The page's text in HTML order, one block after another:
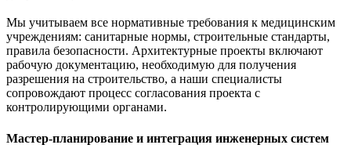
Мы учитываем все нормативные требования к медицинским
учреждениям: санитарные нормы, строительные стандарты,
правила безопасности. Архитектурные проекты включают
рабочую документацию, необходимую для получения
разрешения на строительство, а наши специалисты
сопровождают процесс согласования проекта с
контролирующими органами.
Мастер-планирование и интеграция инженерных систем